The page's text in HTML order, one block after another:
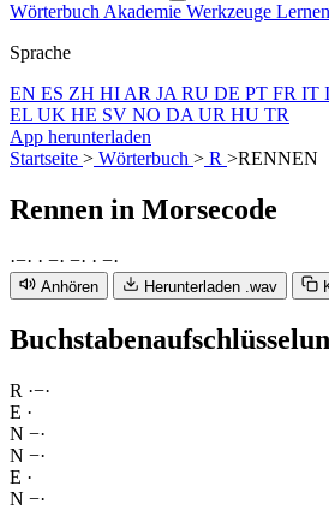
Wörterbuch Akademie Werkzeuge Lernen
Sprache
EN ES ZH HI AR JA RU DE PT FR IT
EL UK HE SV NO DA UR HU TR
App herunterladen
Startseite > Wörterbuch > R >RENNEN
Rennen in Morsecode
·−· · −· −· · −·
Anhören Herunterladen .wav
R ·−·
E ·
N −·
N −·
E ·
N −·